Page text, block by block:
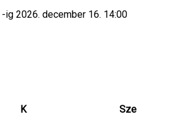
-ig 2026. december 16. 14:00
K Sze